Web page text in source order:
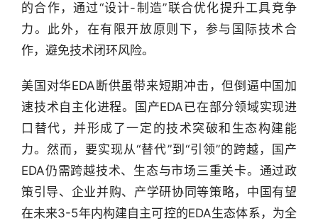
商
机
链
合
圈
的合作，通过“设计-制造”联合优化提升工具竞争
力。此外，在有限开放原则下，参与国际技术合
作，避免技术闭环风险。
美国对华EDA断供虽带来短期冲击，但倒逼中国加
速技术自主化进程。国产EDA已在部分领域实现进
口替代，并形成了一定的技术突破和生态构建能
力。然而，要实现从“替代”到“引领”的跨越，国产
EDA仍需跨越技术、生态与市场三重关卡。通过政
策引导、企业并购、产学研协同等策略，中国有望
在未来3-5年内构建自主可控的EDA生态体系，为全